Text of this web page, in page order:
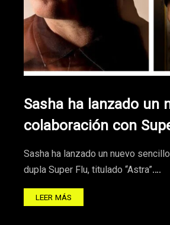
Sasha ha lanzado un
colaboración con
Sasha ha lanzado un nuevo
dupla Super Flu, titulado “Astra”.…
LEER MÁS